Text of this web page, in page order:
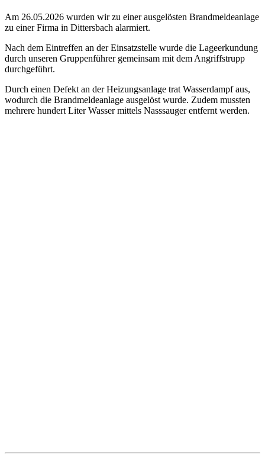
Am 26.05.2026 wurden wir zu einer ausgelösten Brandmeldeanlage
zu einer Firma in Dittersbach alarmiert.
Nach dem Eintreffen an der Einsatzstelle wurde die Lageerkundung
durch unseren Gruppenführer gemeinsam mit dem Angriffstrupp
durchgeführt.
Durch einen Defekt an der Heizungsanlage trat Wasserdampf aus,
wodurch die Brandmeldeanlage ausgelöst wurde. Zudem mussten
mehrere hundert Liter Wasser mittels Nasssauger entfernt werden.